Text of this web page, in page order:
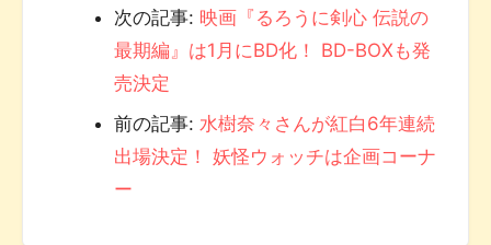
次の記事: 映画『るろうに剣心 伝説の
最期編』は1月にBD化！ BD-BOXも発
売決定
前の記事: 水樹奈々さんが紅白6年連続
出場決定！ 妖怪ウォッチは企画コーナ
ー